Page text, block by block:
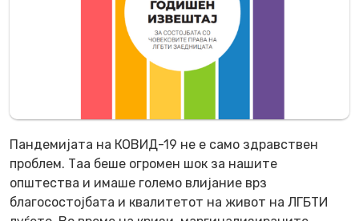
Пандемијата на КОВИД-19 не е само здравствен
проблем. Таа беше огромен шок за нашите
општества и имаше големо влијание врз
благосостојбата и квалитeтoт на живот на ЛГБТИ